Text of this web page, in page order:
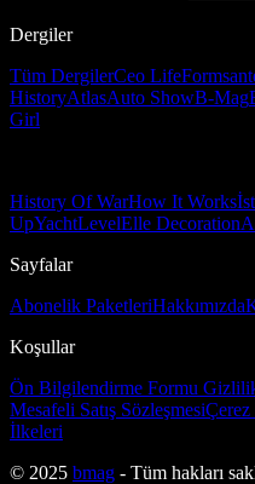
Dergiler
Tüm DergilerCeo Life
HistoryAtlasAuto ShowB-Mag
Girl
History Of WarHow It Works
UpYachtLevelElle Decoration
Sayfalar
Abonelik PaketleriHakkımızda
Koşullar
Ön Bilgilendirme Formu
Mesafeli Satış SözleşmesiÇerez
İlkeleri
© 2025 bmag - Tüm hakları